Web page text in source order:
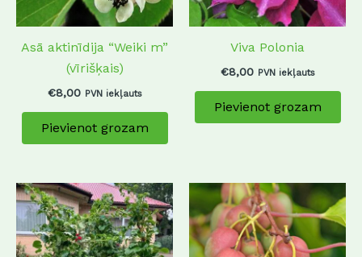
Asā aktinīdija “Weiki m”
(vīrišķais)
€8,00 PVN iekļauts
Pievienot grozam
Viva Polonia
€8,00 PVN iekļauts
Pievienot grozam